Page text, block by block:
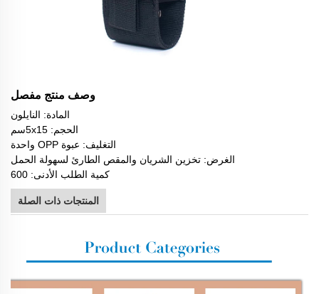
وصف منتج مفصل
المادة: النايلون
الحجم: 5x15سم
التغليف: عبوة OPP واحدة
الغرض: تخزين الشريان والمقص الطارئ لسهولة الحمل
كمية الطلب الأدنى: 600
المنتجات ذات الصلة